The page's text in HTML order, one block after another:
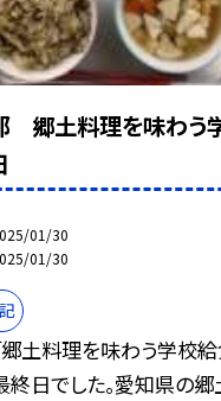
郷土料理を味わう
01/30
01/30
郷土料理を味わう学校
終日でした。愛知県の